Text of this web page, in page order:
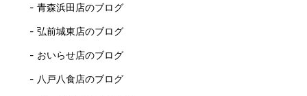
青森浜田店のブログ
弘前城東店のブログ
おいらせ店のブログ
八戸八食店のブログ